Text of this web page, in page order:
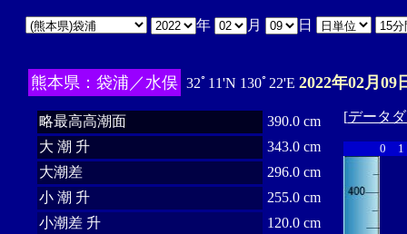
年 月 日
熊本県：袋浦／水俣 32ﾟ11'N 130ﾟ22'E 2022年02月09
略最高高潮面
390.0 cm
大 潮 升
343.0 cm
大潮差
296.0 cm
小 潮 升
255.0 cm
小潮差 升
120.0 cm
[データ
0 1